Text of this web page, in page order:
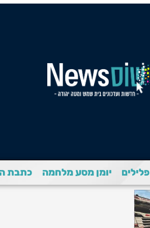
פלילים יומן מסע מלחמה כתבת